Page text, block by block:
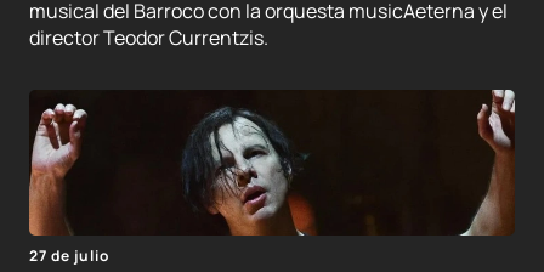
musical del Barroco con la orquesta musicAeterna y el
director Teodor Currentzis.
27 de julio